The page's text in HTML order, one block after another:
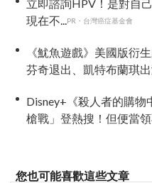
立即諮詢HPV！是對自
現在不...
PR・台灣癌症基金會
《魷魚遊戲》美國版衍
芬奇退出、凱特布蘭琪
Disney+《殺人者的購物
槍戰」登熱搜！但便當
您也可能喜歡這些文章